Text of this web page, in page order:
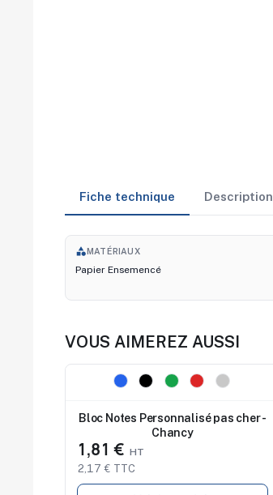
Fiche technique Description
categoryMATÉRIAUX
Papier Ensemencé
VOUS AIMEREZ AUSSI
Nouveau
Bloc Notes Personnalisé pas cher -
Chancy
1,81 €
2,17 € TTC